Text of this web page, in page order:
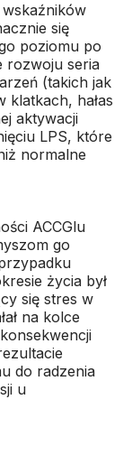
się
poziomu po
rozwoju seria
(takich jak
klatkach, hałas
aktywacji
LPS, które
normalne
ACCGlu
go
życia był
się stres w
na kolce
do radzenia
u